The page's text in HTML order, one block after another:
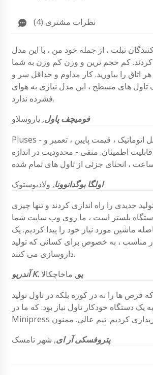
نظرات مشتری (4)
تبلت ، از جمله خود من ، با این مدل
کم حجم ترین و وزن کم وزن به شما
اتاق را بیاورید. کار مداوم و حداقل سر و
های مسطح ، این مدل نیازی به هوای
فشرده ندارد.
فومیچف پاول, یاروسلاو
Pluses - یک چرخه کاری کامل اتوماتیک ، قیمت پایین ، تعمیر و
اطمینان. منفی - محدودیت در اندازه
اولگا بوگدانوونا, ولادیوستوک
جدیدی را راه اندازی کردند و تنها چیزی
بلستر است ، ما روی وب سایت شما
ماشین مورد نیاز خود را پیدا کردیم. یک
مناسب ، به خصوص برای کسانی که تولید
داروسازی می کنند.
آندریو K. یو, ماخاچکالا
قرص ها را نه در کوزه بلکه در تاول تولید
یک دستگاه خودکار تاول نیاز بود. که ما در
پتروفسکی آر ای, شهر تامسک